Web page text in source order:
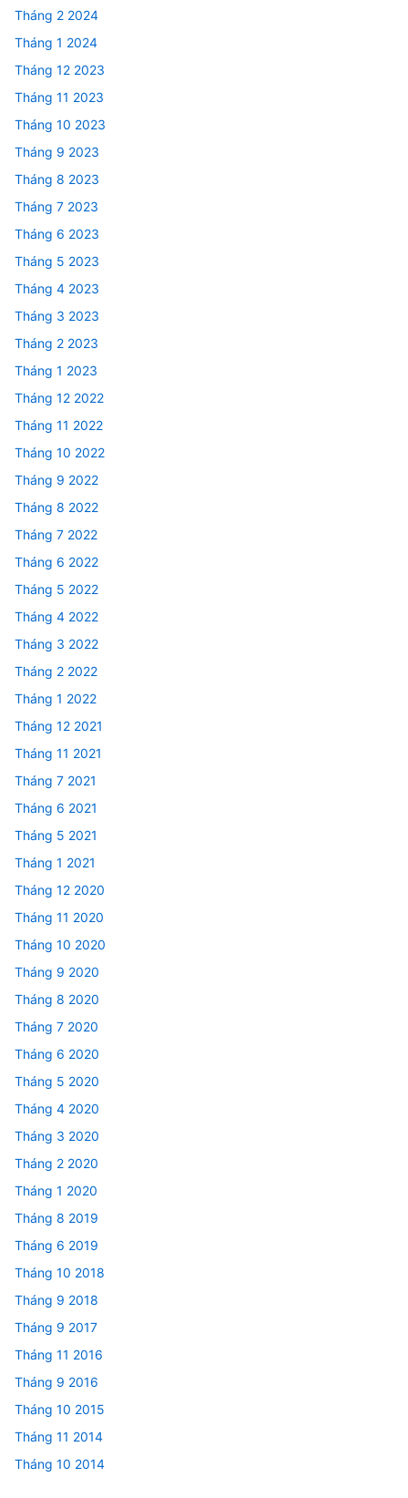
Tháng 2 2024
Tháng 1 2024
Tháng 12 2023
Tháng 11 2023
Tháng 10 2023
Tháng 9 2023
Tháng 8 2023
Tháng 7 2023
Tháng 6 2023
Tháng 5 2023
Tháng 4 2023
Tháng 3 2023
Tháng 2 2023
Tháng 1 2023
Tháng 12 2022
Tháng 11 2022
Tháng 10 2022
Tháng 9 2022
Tháng 8 2022
Tháng 7 2022
Tháng 6 2022
Tháng 5 2022
Tháng 4 2022
Tháng 3 2022
Tháng 2 2022
Tháng 1 2022
Tháng 12 2021
Tháng 11 2021
Tháng 7 2021
Tháng 6 2021
Tháng 5 2021
Tháng 1 2021
Tháng 12 2020
Tháng 11 2020
Tháng 10 2020
Tháng 9 2020
Tháng 8 2020
Tháng 7 2020
Tháng 6 2020
Tháng 5 2020
Tháng 4 2020
Tháng 3 2020
Tháng 2 2020
Tháng 1 2020
Tháng 8 2019
Tháng 6 2019
Tháng 10 2018
Tháng 9 2018
Tháng 9 2017
Tháng 11 2016
Tháng 9 2016
Tháng 10 2015
Tháng 11 2014
Tháng 10 2014